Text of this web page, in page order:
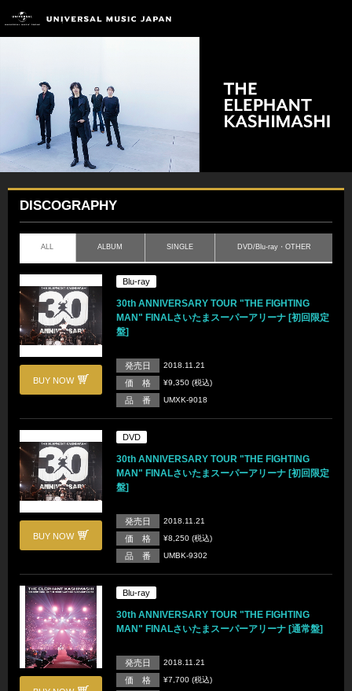
DISCOGRAPHY
ALL ALBUM SINGLE DVD/Blu-ray・OTHER
BUY NOW
Blu-ray
30th ANNIVERSARY TOUR "THE FIGHTING
MAN" FINALさいたまスーパーアリーナ [初回限定
盤]
発売日 2018.11.21
価 格 ¥9,350 (税込)
品 番 UMXK-9018
BUY NOW
DVD
30th ANNIVERSARY TOUR "THE FIGHTING
MAN" FINALさいたまスーパーアリーナ [初回限定
盤]
発売日 2018.11.21
価 格 ¥8,250 (税込)
品 番 UMBK-9302
Blu-ray
30th ANNIVERSARY TOUR "THE FIGHTING
MAN" FINALさいたまスーパーアリーナ [通常盤]
発売日 2018.11.21
価 格 ¥7,700 (税込)